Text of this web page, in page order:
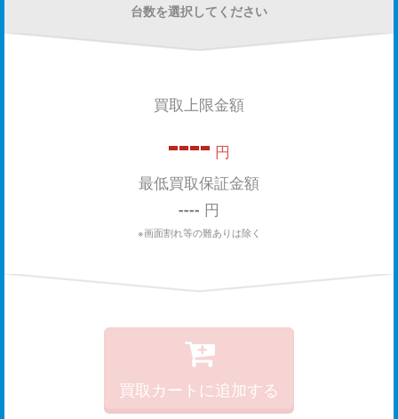
台数を選択してください
買取上限金額
---- 円
最低買取保証金額
---- 円
※画面割れ等の難ありは除く
買取カートに追加する